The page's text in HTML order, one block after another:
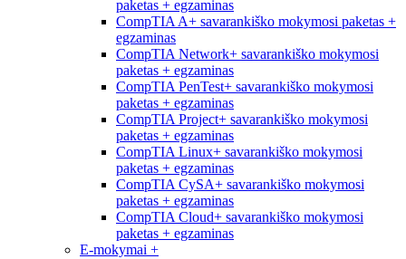
paketas + egzaminas
CompTIA A+ savarankiško mokymosi paketas +
egzaminas
CompTIA Network+ savarankiško mokymosi
paketas + egzaminas
CompTIA PenTest+ savarankiško mokymosi
paketas + egzaminas
CompTIA Project+ savarankiško mokymosi
paketas + egzaminas
CompTIA Linux+ savarankiško mokymosi
paketas + egzaminas
CompTIA CySA+ savarankiško mokymosi
paketas + egzaminas
CompTIA Cloud+ savarankiško mokymosi
paketas + egzaminas
E-mokymai +